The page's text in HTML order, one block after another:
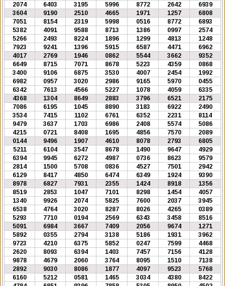
2074
6403 3195 5996 8772 2642
6939
3604
9190 2510 4665 1971 1257
6808
7051
8154 2319 5998 0516 8772
6893
5382
4091 9588 8713 1386 0997
2574
5266
2493 8224 1896 1299 4813
1248
7923
9241 1396 5915 6587 4471
6962
4017
2769 1946 0862 5544 3662
9352
6649
8715 7071 8678 5223 4359
0868
3400
9106 6875 3530 4007 2454
1992
6982
0957 3020 2986 9165 5970
0455
6342
7613 4566 5227 1078 4059
6335
4368
1304 8649 2883 3796 6521
2175
7086
6195 1045 8890 3183 6922
2490
3534
7415 1102 6761 6352 2231
8114
9479
3637 1703 6986 2408 5574
5086
4215
0721 8408 1695 4856 7570
2089
0144
9496 1907 4610 8078 2793
6805
5211
6104 3547 8678 1490 9647
4929
6394
9945 6272 4987 0736 8623
9579
2814
1500 5708 0836 4527 7501
2942
6129
8417 4850 6474 6349 1924
9390
8978
6827 7931 2355 1424 8918
1356
8519
2853 1047 7101 8298 1454
4057
1340
9926 2074 5825 7600 2037
3945
6538
4764 3020 8287 8026 4265
0389
5293
7710 0194 2569 6343 3458
8516
5091
6984 3667 7409 2056 9674
1271
5892
0355 2794 3138 5186 1931
3962
9723
4210 6375 5852 0247 7599
4468
2620
8093 6394 1403 7457 7156
4128
9878
4679 2060 3764 8095 1510
7138
2892
9030 8086 1877 4097 9523
5768
6160
5212 0581 1465 3034 4380
8422